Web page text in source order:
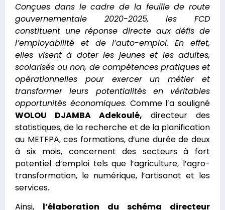
Conçues dans le cadre de la feuille de route
gouvernementale 2020-2025, les FCD
constituent une réponse directe aux défis de
l’employabilité et de l’auto-emploi. En effet,
elles visent à doter les jeunes et les adultes,
scolarisés ou non, de compétences pratiques et
opérationnelles pour exercer un métier et
transformer leurs potentialités en véritables
opportunités économiques. Comme l’a souligné
WOLOU DJAMBA Adekoulé, directeur des
statistiques, de la recherche et de la planification
au METFPA, ces formations, d’une durée de deux
à six mois, concernent des secteurs à fort
potentiel d’emploi tels que l’agriculture, l’agro-
transformation, le numérique, l’artisanat et les
services.
Ainsi, l’élaboration du schéma directeur